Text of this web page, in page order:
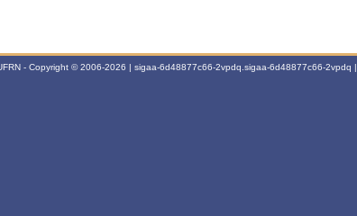
- Copyright © 2006-2026 | sigaa-6d48877c66-2vpdq.sigaa-6d48877c66-2vpdq |